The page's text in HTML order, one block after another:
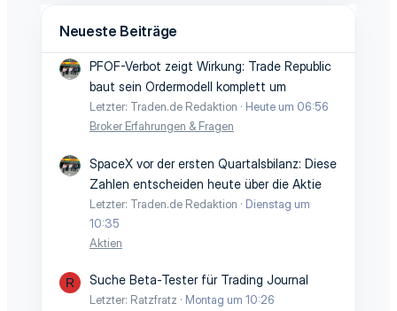
Neueste Beiträge
PFOF-Verbot zeigt Wirkung: Trade Republic
baut sein Ordermodell komplett um
Letzter: Traden.de Redaktion
Heute um 06:56
Broker Erfahrungen & Fragen
SpaceX vor der ersten Quartalsbilanz: Diese
Zahlen entscheiden heute über die Aktie
Letzter: Traden.de Redaktion
Dienstag um
10:35
Aktien
R Suche Beta-Tester für Trading Journal
Letzter: Ratzfratz
Montag um 10:26